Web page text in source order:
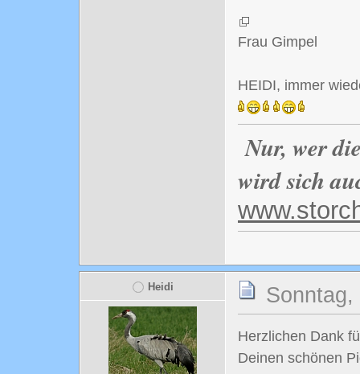
Frau Gimpel
HEIDI, immer
Nur, wer
wird sich
Heidi
Herzlichen Dank
Deinen schönen